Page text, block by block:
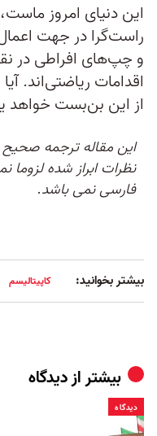
این دنیای امروز
راست‌گرا در جهت
و چپ‌های افراطی در
اقدامات ریاضتی‌اند.
از این بن‌بست خواهد
این مقاله ترجمه
نظرات ابراز شده لزوما
فارسی نمی باشد.
بیشتر بخوانید: کاپیتالیسم
بیشتر ازدیدگاه
دیدگاه